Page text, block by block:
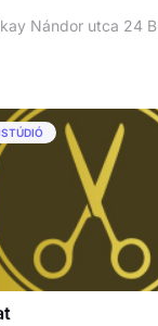
Nándor utca 24 B